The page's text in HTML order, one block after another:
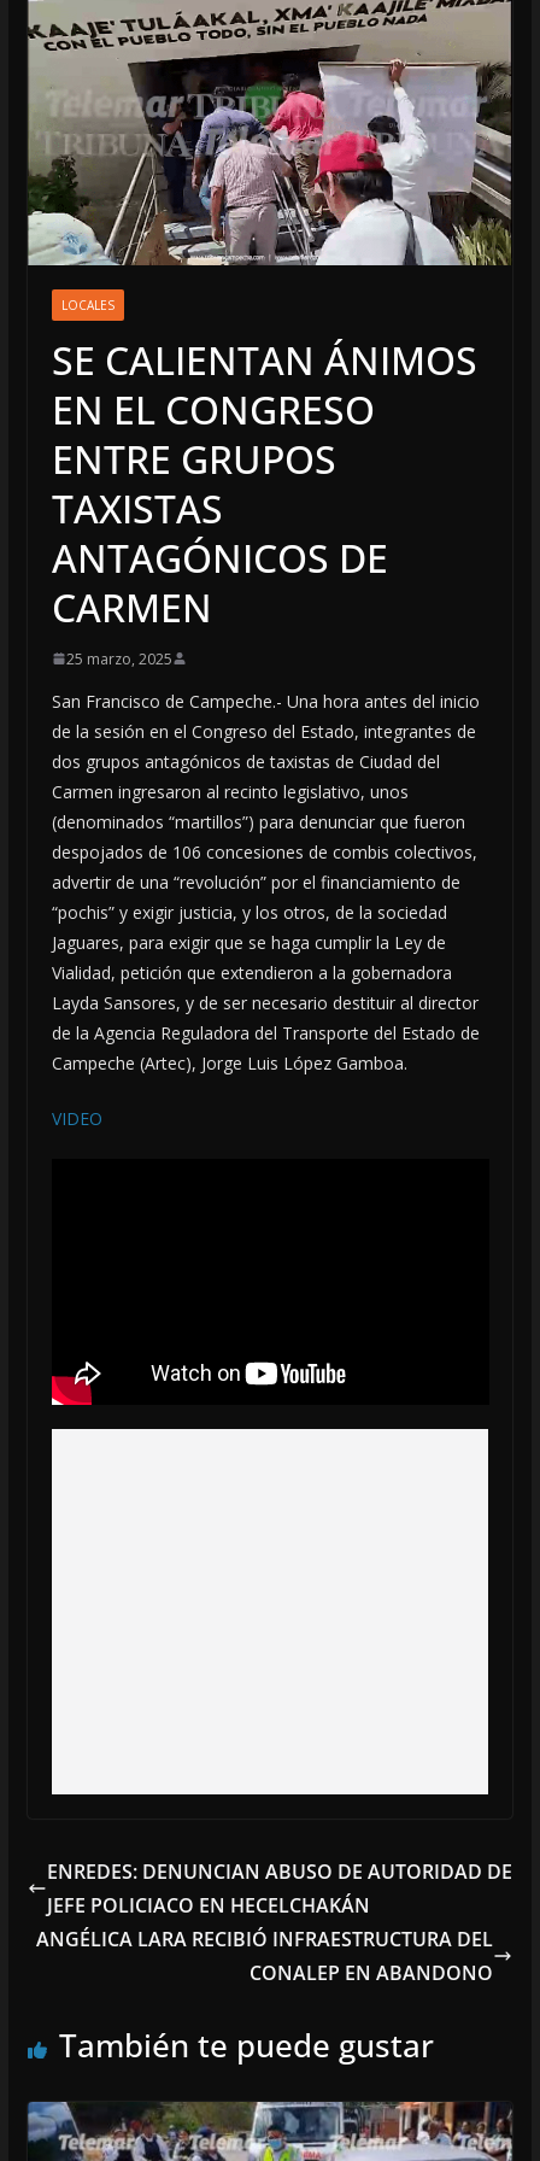
LOCALES
SE CALIENTAN ÁNIMOS
EN EL CONGRESO
ENTRE GRUPOS
TAXISTAS
ANTAGÓNICOS DE
CARMEN
25 marzo, 2025
San Francisco de Campeche.- Una hora antes del inicio
de la sesión en el Congreso del Estado, integrantes de
dos grupos antagónicos de taxistas de Ciudad del
Carmen ingresaron al recinto legislativo, unos
(denominados “martillos”) para denunciar que fueron
despojados de 106 concesiones de combis colectivos,
advertir de una “revolución” por el financiamiento de
“pochis” y exigir justicia, y los otros, de la sociedad
Jaguares, para exigir que se haga cumplir la Ley de
Vialidad, petición que extendieron a la gobernadora
Layda Sansores, y de ser necesario destituir al director
de la Agencia Reguladora del Transporte del Estado de
Campeche (Artec), Jorge Luis López Gamboa.
VIDEO
ENREDES: DENUNCIAN ABUSO DE AUTORIDAD DE
JEFE POLICIACO EN HECELCHAKÁN
ANGÉLICA LARA RECIBIÓ INFRAESTRUCTURA DEL
CONALEP EN ABANDONO
También te puede gustar